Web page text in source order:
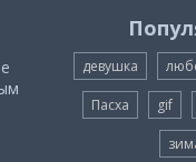
девушка
Пасха gif